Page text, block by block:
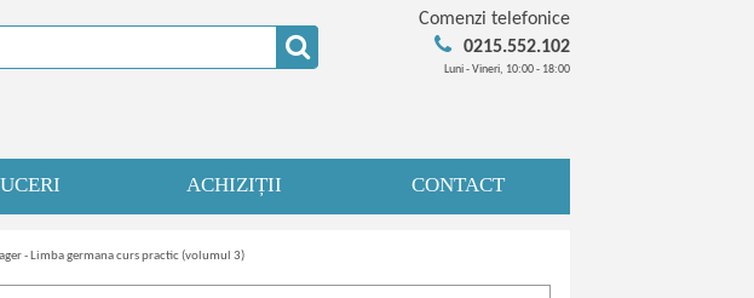
Comenzi telefonice
0215.552.102
Luni - Vineri, 10:00 - 18:00
ACHIZIȚII CONTACT
- Limba germana curs practic (volumul 3)